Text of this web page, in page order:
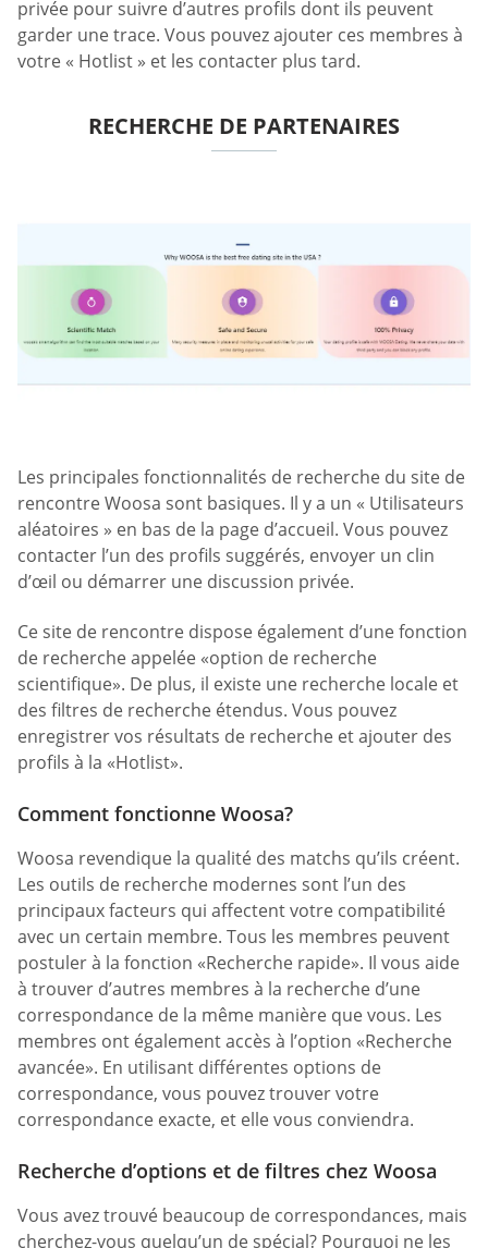
privée pour suivre d’autres profils dont ils peuvent
garder une trace. Vous pouvez ajouter ces membres à
votre « Hotlist » et les contacter plus tard.
RECHERCHE DE PARTENAIRES
Les principales fonctionnalités de recherche du site de
rencontre Woosa sont basiques. Il y a un « Utilisateurs
aléatoires » en bas de la page d’accueil. Vous pouvez
contacter l’un des profils suggérés, envoyer un clin
d’œil ou démarrer une discussion privée.
Ce site de rencontre dispose également d’une fonction
de recherche appelée «option de recherche
scientifique». De plus, il existe une recherche locale et
des filtres de recherche étendus. Vous pouvez
enregistrer vos résultats de recherche et ajouter des
profils à la «Hotlist».
Comment fonctionne Woosa?
Woosa revendique la qualité des matchs qu’ils créent.
Les outils de recherche modernes sont l’un des
principaux facteurs qui affectent votre compatibilité
avec un certain membre. Tous les membres peuvent
postuler à la fonction «Recherche rapide». Il vous aide
à trouver d’autres membres à la recherche d’une
correspondance de la même manière que vous. Les
membres ont également accès à l’option «Recherche
avancée». En utilisant différentes options de
correspondance, vous pouvez trouver votre
correspondance exacte, et elle vous conviendra.
Recherche d’options et de filtres chez Woosa
Vous avez trouvé beaucoup de correspondances, mais
cherchez-vous quelqu’un de spécial? Pourquoi ne les